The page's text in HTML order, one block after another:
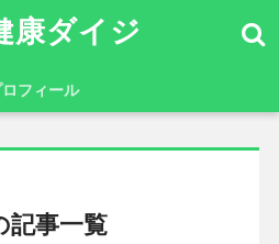
康ダイジ
ロフィール
記事一覧